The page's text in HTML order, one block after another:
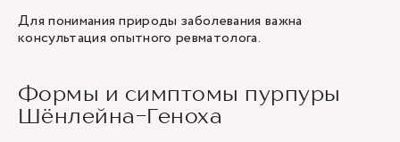
Для понимания природы заболевания важна
консультация опытногоревматолога.
Формы и симптомы пурпуры
Шёнлейна-Геноха